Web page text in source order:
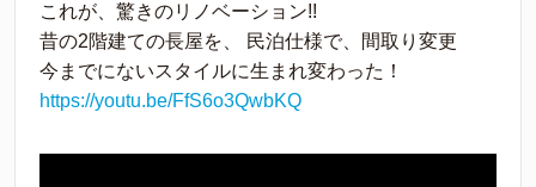
これが、驚きのリノベーション!!
昔の2階建ての長屋を、 民泊仕様で、間取り変更
今までにないスタイルに生まれ変わった！
https://youtu.be/FfS6o3QwbKQ